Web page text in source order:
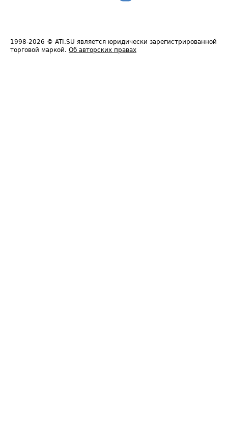
1998-2026 © ATI.SU является юридически зарегистрированной
торговой маркой. Об авторских правах